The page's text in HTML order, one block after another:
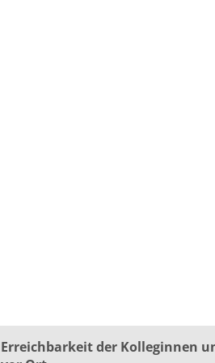
Erreichbarkeit der Kolleginnen